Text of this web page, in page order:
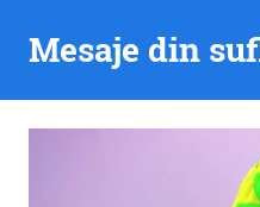
Mesaje din